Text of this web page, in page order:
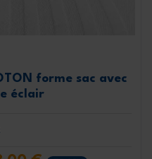
forme sac avec
éclair